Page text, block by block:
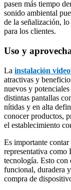
pasen más tiempo
sonido ambiental
de la señalización,
para los clientes.
Uso y
La instalación
atractivas y
nuevos y
distintas pantallas
nítidas y en alta
conocer productos,
el establecimiento
Es importante
representativa como
tecnología. Esto con
funcional, duradera
compra de